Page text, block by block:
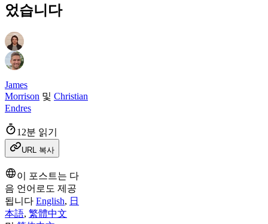
었습니다
James
Morrison 및 Christian
Endres
12분 읽기
URL 복사
이 포스트는 다
음 언어로도 제공
됩니다 English, 日
本語, 繁體中文